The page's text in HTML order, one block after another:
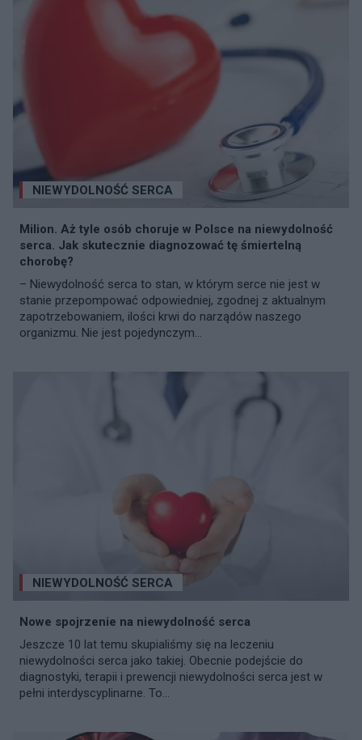
NIEWYDOLNOŚĆ SERCA
Milion. Aż tyle osób choruje w Polsce na niewydolność
serca. Jak skutecznie diagnozować tę śmiertelną
chorobę?
– Niewydolność serca to stan, w którym serce nie jest w
stanie przepompować odpowiedniej, zgodnej z aktualnym
zapotrzebowaniem, ilości krwi do narządów naszego
organizmu. Nie jest pojedynczym...
NIEWYDOLNOŚĆ SERCA
Nowe spojrzenie na niewydolność serca
Jeszcze 10 lat temu skupialiśmy się na leczeniu
niewydolności serca jako takiej. Obecnie podejście do
diagnostyki, terapii i prewencji niewydolności serca jest w
pełni interdyscyplinarne. To...